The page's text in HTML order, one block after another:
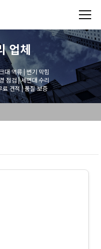
업체
대 역류 | 변기 막힘
점검 | 세면대 수리
견적 | 품질 보증